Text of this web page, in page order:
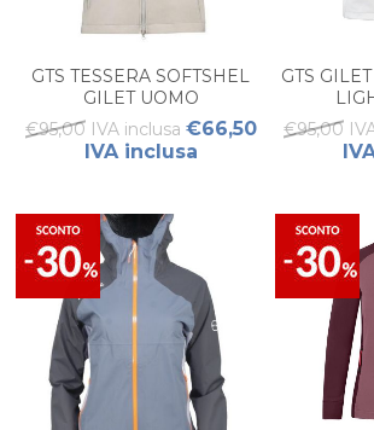
GTS TESSERA SOFTSHEL
GILET UOMO
€95,00 IVA inclusa €66,50
IVA inclusa
GTS
€95,00